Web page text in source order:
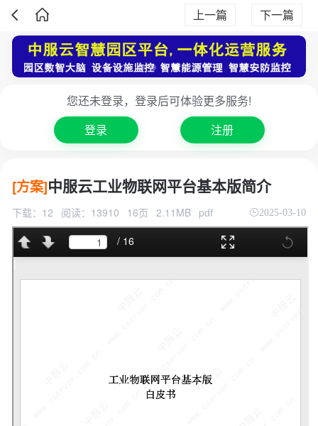
下一篇
上一篇
您还未登录，登录后可体验更多服务!
登录
注册
[方案]中服云工业物联网平台基本版简介
下载：12 阅读：13910 16页 2.11MB pdf 2025-03-10